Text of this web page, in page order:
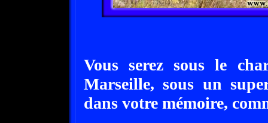
Vous serez sous le
Marseille, sous un
dans votre mémoire,